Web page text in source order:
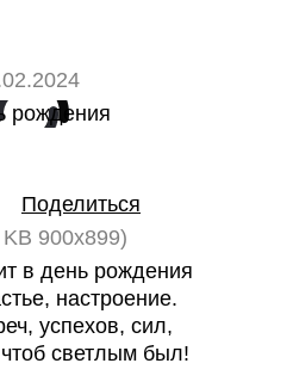
Поделиться
900x899)
в день рождения
настроение.
успехов, сил,
светлым был!